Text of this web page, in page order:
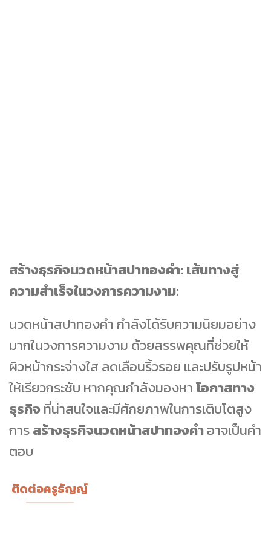
สร้างธุรกิจนวดหน้าสปาทองคำ: เส้นทางสู่
ความสำเร็จในวงการความงาม:
นวดหน้าสปาทองคำ กำลังได้รับความนิยมอย่าง
มากในวงการความงาม ด้วยสรรพคุณที่ช่วยให้
ผิวหน้ากระจ่างใส ลดเลือนริ้วรอย และปรับรูปหน้า
ให้เรียวกระชับ หากคุณกำลังมองหาโอกาสทาง
ธุรกิจ ที่น่าสนใจและมีศักยภาพในการเติบโตสูง
การสร้างธุรกิจนวดหน้าสปาทองคำอาจเป็นคำ
ตอบ
ติดต่อครูธัญญ์